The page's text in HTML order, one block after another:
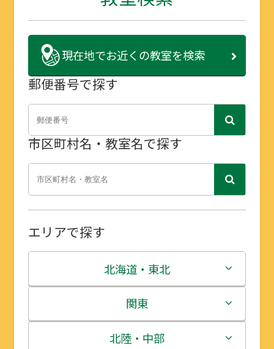
現在地でお近くの教室を検索
郵便番号で探す
市区町村名・教室名で探す
エリアで探す
北海道・東北
北海道
青森県
関東
茨城県
北陸・中部